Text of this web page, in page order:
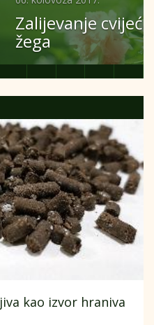
usred ljetnih
kao izvor hraniva